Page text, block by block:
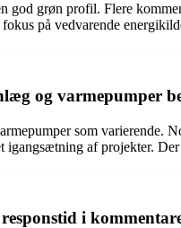
grøn profil. Flere
på vedvarende
og varmepumper
som varierende.
af projekter.
i